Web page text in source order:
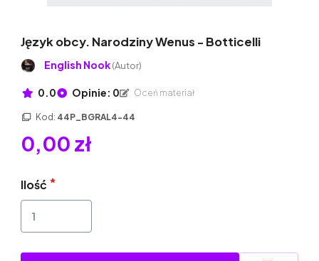
Język obcy. Narodziny Wenus - Botticelli
English Nook(Autor)
0.0 Opinie: 0 Oceń materiał
Kod: 44P_BGRAL4-44
0,00 zł
Ilość